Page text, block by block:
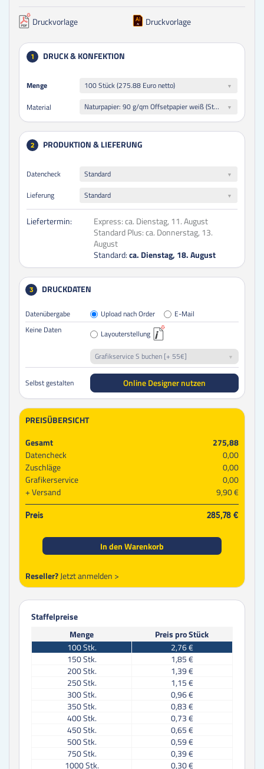
Druckvorlage Druckvorlage
1 DRUCK & KONFEKTION
Menge 100 Stück (275.88 Euro netto)
Menge
Material Naturpapier: 90 g/qm Offsetpapier weiß (Standard-Papier, Preprint, FSC-Zertifiziert, mit Laser- und Inkjet-Garantie)
2 PRODUKTION & LIEFERUNG
Datencheck
Standard
Lieferung
Standard
Liefertermin: Express: ca. Dienstag, 11. August
Standard Plus: ca. Donnerstag, 13.
August
Standard: ca. Dienstag, 18. August
3 DRUCKDATEN
Datenübergabe Upload nach Order
E-Mail
Keine Daten
Layouterstellung
Grafikservice S buchen [+ 55€]
Selbst gestalten Online Designer nutzen
PREISÜBERSICHT
Gesamt
275,88
Datencheck
0,00
Zuschläge
0,00
Grafikerservice
0,00
Versand
9,90 €
Preis 285,78 €
In den Warenkorb
Reseller?Jetzt anmelden >
Staffelpreise
Menge
Preis pro Stück
100Stk.
2,76 €
150Stk.
1,85 €
200Stk.
1,39 €
250Stk.
1,15 €
300Stk.
0,96 €
350Stk.
0,83 €
400Stk.
0,73 €
450Stk.
0,65 €
500Stk.
0,59 €
750Stk.
0,39 €
1000Stk. 0,30 €